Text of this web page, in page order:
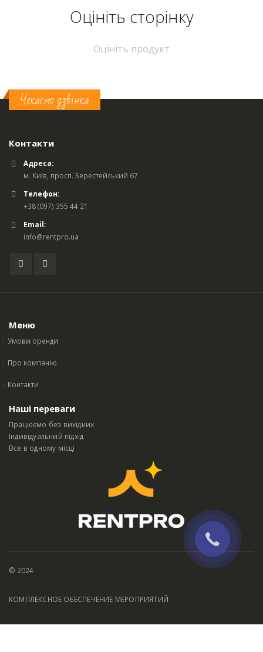
Оцініть cторінку
Оцініть продукт
Чекаємо дзвінка
Контакти
Адреса:
м. Київ, просп. Берестейський 67
Телефон:
+38 (097) 355 44 21
Email:
info@rentpro.ua
Меню
Умови оренди
Про компанію
Контакти
Наші переваги
Працюємо без вихідних
Індивідуальний підхід
Все в одному місці
© 2024
КОМПЛЕКСНОЕ ОБЕСПЕЧЕНИЕ МЕРОПРИЯТИЙ